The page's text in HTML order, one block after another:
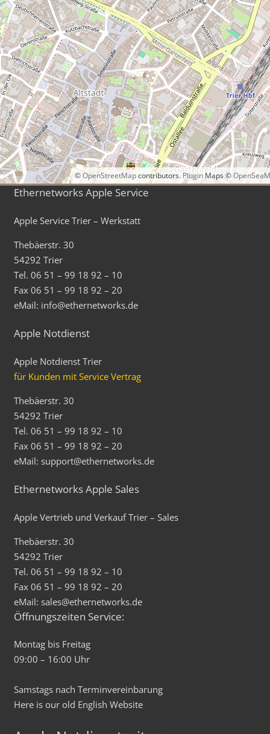
©OpenStreetMapcontributors.Plugin Maps ©
Ethernetworks Apple Service
Apple Service Trier – Werkstatt
Thebäerstr. 30
54292 Trier
Tel. 06 51 – 99 18 92 – 10
Fax 06 51 – 99 18 92 – 20
eMail: info@ethernetworks.de
Apple Notdienst
Apple Notdienst Trier
für Kunden mit Service Vertrag
Thebäerstr. 30
54292 Trier
Tel. 06 51 – 99 18 92 – 10
Fax 06 51 – 99 18 92 – 20
eMail: support@ethernetworks.de
Ethernetworks Apple Sales
Apple Vertrieb und Verkauf Trier – Sales
Thebäerstr. 30
54292 Trier
Tel. 06 51 – 99 18 92 – 10
Fax 06 51 – 99 18 92 – 20
eMail: sales@ethernetworks.de
Öffnungszeiten Service:
Montag bis Freitag
09:00 – 16:00 Uhr
Samstags nach Terminvereinbarung
Here is our old English Website